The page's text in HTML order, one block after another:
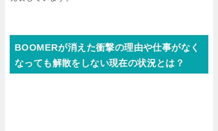
BOOMERが消えた衝撃の理由や仕事がなく
なっても解散をしない現在の状況とは？